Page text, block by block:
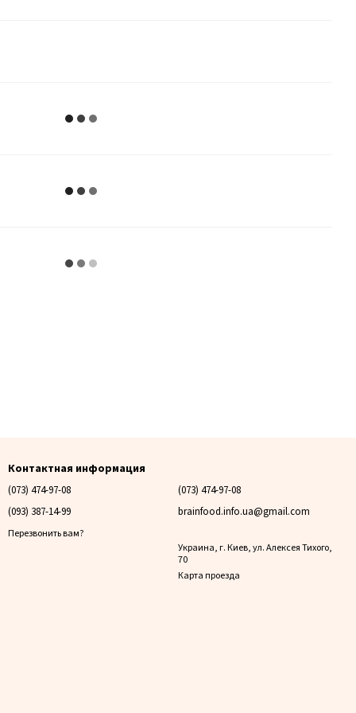
Контактная информация
(073) 474-97-08
(093) 387-14-99
Перезвонить вам?
(073) 474-97-08
brainfood.info.ua@gmail.com
Украина, г. Киев, ул. Алексея Тихого,
70
Карта проезда